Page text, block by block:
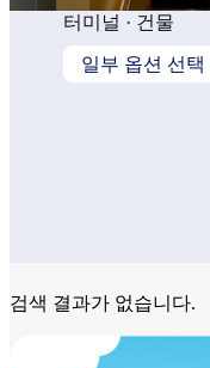
터미널 · 건물
검색 결과가 없습니다.